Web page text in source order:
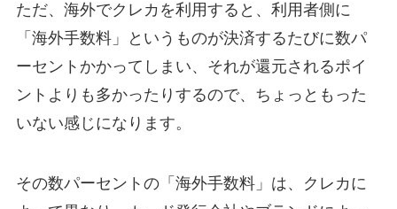
ただ、海外でクレカを利用すると、利用者側に
「海外手数料」というものが決済するたびに数パ
ーセントかかってしまい、それが還元されるポイ
ントよりも多かったりするので、ちょっともった
いない感じになります。
その数パーセントの「海外手数料」は、クレカに